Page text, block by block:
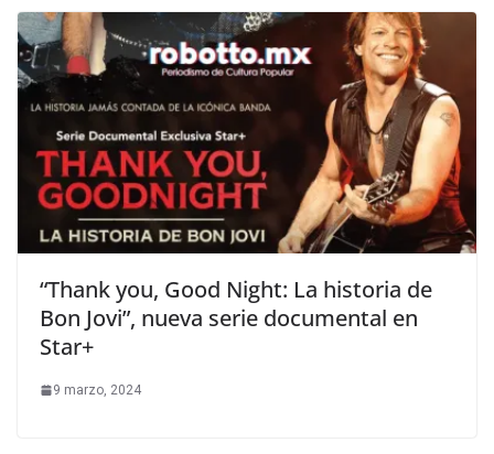
“Thank you, Good Night: La historia de
Bon Jovi”, nueva serie documental en
Star+
9 marzo, 2024